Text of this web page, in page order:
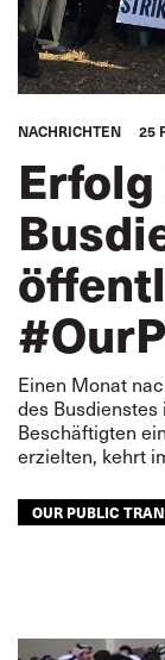
NACHRICHTEN 25
Einen Monat
des Busdienstes
Beschäftigten
erzielten, kehrt
OUR PUBLIC